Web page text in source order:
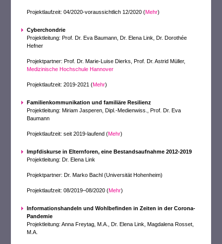
Projektlaufzeit: 04/2020-voraussichtlich 12/2020 (Mehr)
Cyberchondrie
Projektleitung: Prof. Dr. Eva Baumann, Dr. Elena Link, Dr. Dorothée
Hefner
Projektpartner: Prof. Dr. Marie-Luise Dierks, Prof. Dr. Astrid Müller,
Medizinische Hochschule Hannover
Projektlaufzeit: 2019-2021 (Mehr)
Familienkommunikation und familiäre Resilienz
Projektleitung: Miriam Jasperen, Dipl.-Medienwiss., Prof. Dr. Eva
Baumann
Projektlaufzeit: seit 2019-laufend (Mehr)
Impfdiskurse in Elternforen, eine Bestandsaufnahme 2012-2019
Projektleitung: Dr. Elena Link
Projektpartner: Dr. Marko Bachl (Universität Hohenheim)
Projektlaufzeit: 08/2019–08/2020 (Mehr)
Informationshandeln und Wohlbefinden in Zeiten in der Corona-
Pandemie
Projektleitung: Anna Freytag, M.A., Dr. Elena Link, Magdalena Rosset,
M.A.